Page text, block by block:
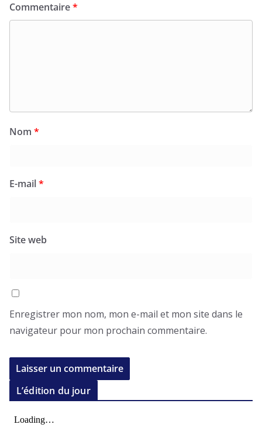
Commentaire*
Nom *
E-mail*
Site web
Enregistrer mon nom, mon e-mail et mon site dans le
navigateur pour mon prochain commentaire.
L’édition du jour